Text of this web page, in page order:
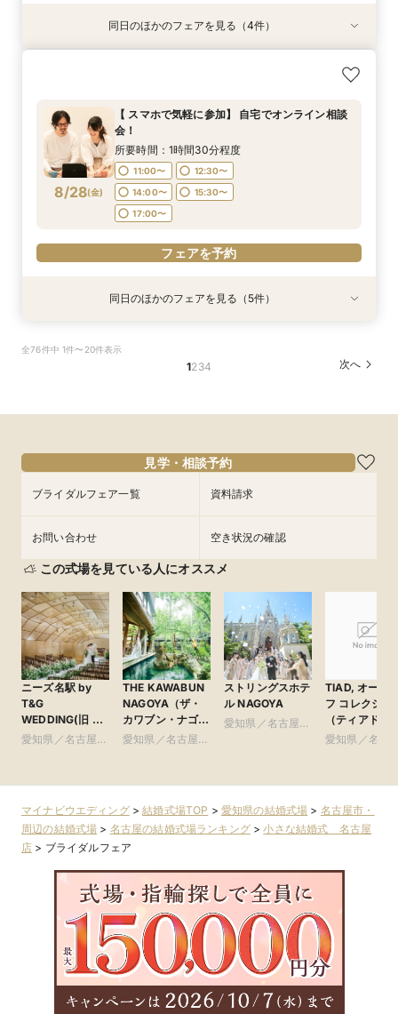
8/27(木)
【挙式＋会食が5万円OFF！】費用を抑えて叶え
15:00〜
17:00〜
フェアを予約
8/27(木)
11:00〜
12:30〜
17:00〜
フェアを予約
8/27(木)
【結婚式の費用がぐっとお得】挙式料＋撮影＋衣
BIGフェア
所要時間：1時間30分程度
14:00〜
15:30〜
17:00〜
フェアを予約
8/27(木)
【和婚フェア｜挙式料半額特典】和装×チャペル
13:30〜
15:00〜
16:30〜
フェアを予約
同日のほかのフェアを見る（4件）
8/28(金)
【 スマホで気軽に参加】 自宅でオンライン相談
会！
所要時間：1時間30分程度
11:00〜
12:30〜
14:00〜
15:30〜
17:00〜
フェアを予約
8/28
る少人数ウェディング相談フェア
フェアを予約
8/28
ペーンフェア
8/28
所要時間：1時間30分程度
フェアを予約
8/28
装ランクアップがセットで半額以下の198,000
円!チャペル見学から予算相談までまるっと体験
11:00〜
12:30〜
17:00〜
フェアを予約
8/28
婚が叶う。神社挙式も対象◎
同日のほかのフェアを見る（5件）
全76件中 1件〜20件表示
1234 次へ
見学・相談予約
ブライダルフェア一覧 資料請求
お問い合わせ 空き状況の確認
この式場を見ている人にオススメ
ニーズ名駅 by
T&G
WEDDING(旧 イ
ンフィニート 名
愛知県／名古屋
THE KAWABUN
NAGOYA（ザ・
カワブン・ナゴ
ヤ） ●Plan・
愛知県／名古屋
ストリングスホテ
ル NAGOYA
愛知県／名古屋
TIAD, オート
フ コレクショ
（ティアド,
トグラフ コレ
愛知県／名古
マイナビウエディング>結婚式場TOP > 愛知県の結婚式場 > 名古屋市・
周辺の結婚式場 > 名古屋の結婚式場ランキング>小さな結婚式 名古屋
店 > ブライダルフェア